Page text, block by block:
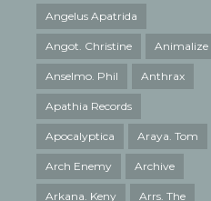
Angelus Apatrida
Angot. Christine Animalize
Anselmo. Phil Anthrax
Apathia Records
Apocalyptica Araya. Tom
Arch Enemy Archive
Arkana. Keny Arrs. The